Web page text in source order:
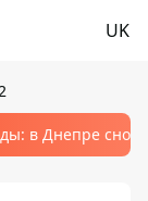
UK
в Днепре